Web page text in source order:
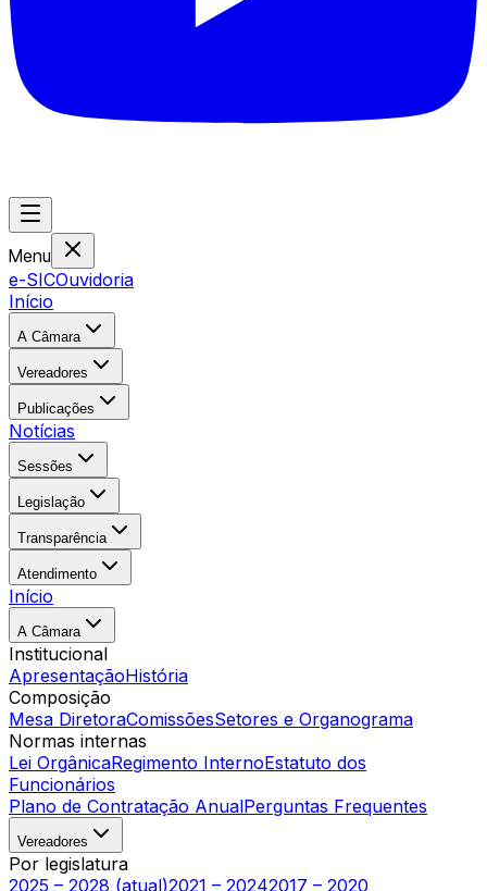
Menu
e-SICOuvidoria
Início
A Câmara
Vereadores
Publicações
Notícias
Sessões
Legislação
Transparência
Atendimento
Início
A Câmara
Institucional
ApresentaçãoHistória
Composição
Mesa DiretoraComissõesSetores e Organograma
Normas internas
Lei OrgânicaRegimento InternoEstatuto dos
Funcionários
Plano de Contratação AnualPerguntas Frequentes
Vereadores
Por legislatura
2025 – 2028 (atual)2021 – 20242017 – 2020